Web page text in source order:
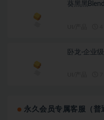
葵黑黑
卧龙-企业
永久会员专属客服（普